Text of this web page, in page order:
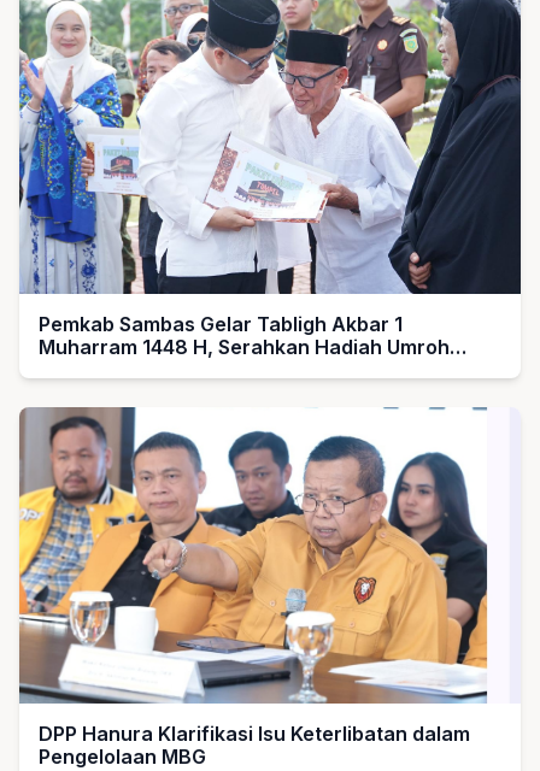
Pemkab Sambas Gelar Tabligh Akbar 1
Muharram 1448 H, Serahkan Hadiah Umroh
DPP Hanura Klarifikasi Isu Keterlibatan dalam
Pengelolaan MBG